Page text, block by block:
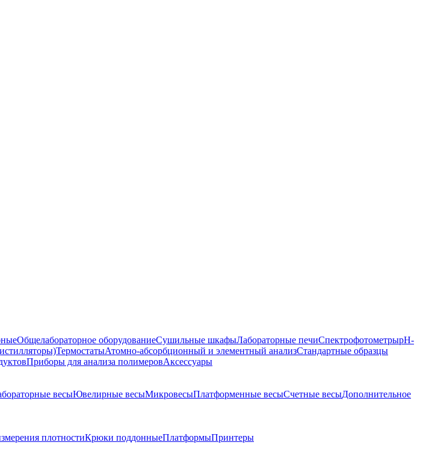
Общелабораторное оборудованиеСушильные шкафыЛабораторные печиСпектрофотометрыpH-
ТермостатыАтомно-абсорбционный и элементный анализСтандартные образцы
Приборы для анализа полимеровАксессуары
весыЮвелирные весыМикровесыПлатформенные весыСчетные весыДополнительное
плотностиКрюки поддонныеПлатформыПринтеры